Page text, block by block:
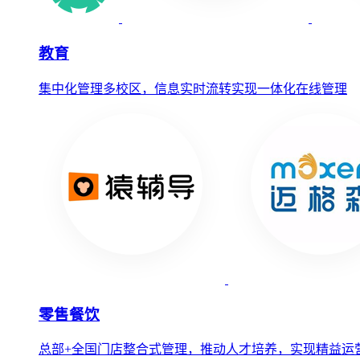
教育
集中化管理多校区，信息实时流转实现一体化在线管理
零售餐饮
总部+全国门店整合式管理，推动人才培养，实现精益运